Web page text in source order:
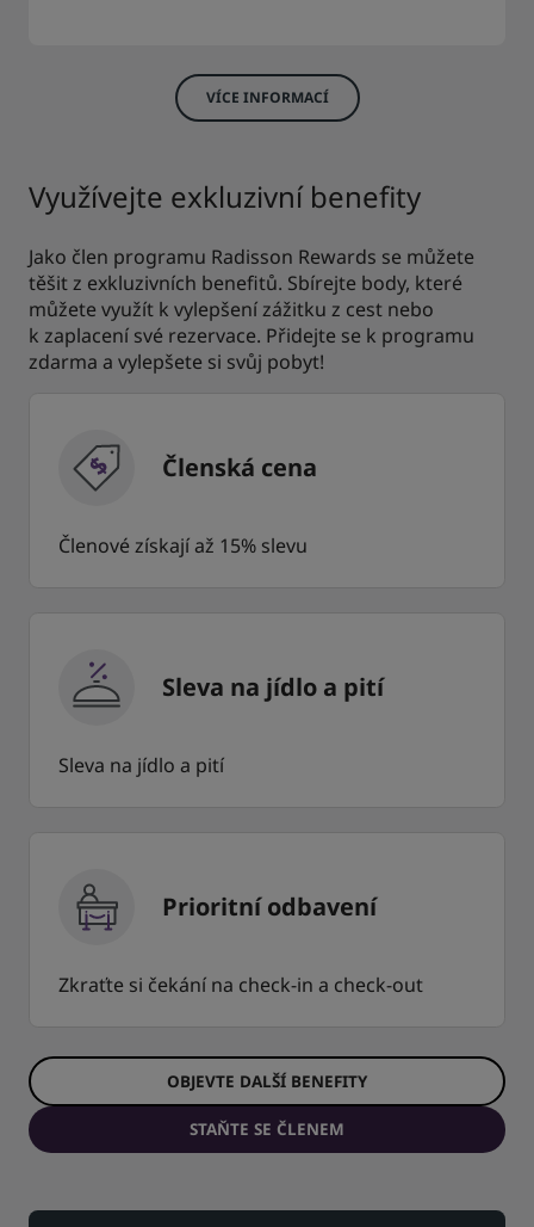
VÍCE INFORMACÍ
Využívejte exkluzivní benefity
Jako člen programu Radisson Rewards se můžete
těšit z exkluzivních benefitů. Sbírejte body, které
můžete využít k vylepšení zážitku z cest nebo
k zaplacení své rezervace. Přidejte se k programu
zdarma a vylepšete si svůj pobyt!
Členská cena
Členové získají až 15% slevu
Sleva na jídlo a pití
Sleva na jídlo a pití
Prioritní odbavení
Zkraťte si čekání na check-in a check-out
OBJEVTE DALŠÍ BENEFITY
STAŇTE SE ČLENEM